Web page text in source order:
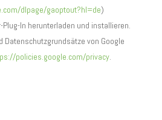
dlpage/gaoptout?hl=de)
In herunterladen und installieren.
Datenschutzgrundsätze von Google
policies.google.com/privacy.